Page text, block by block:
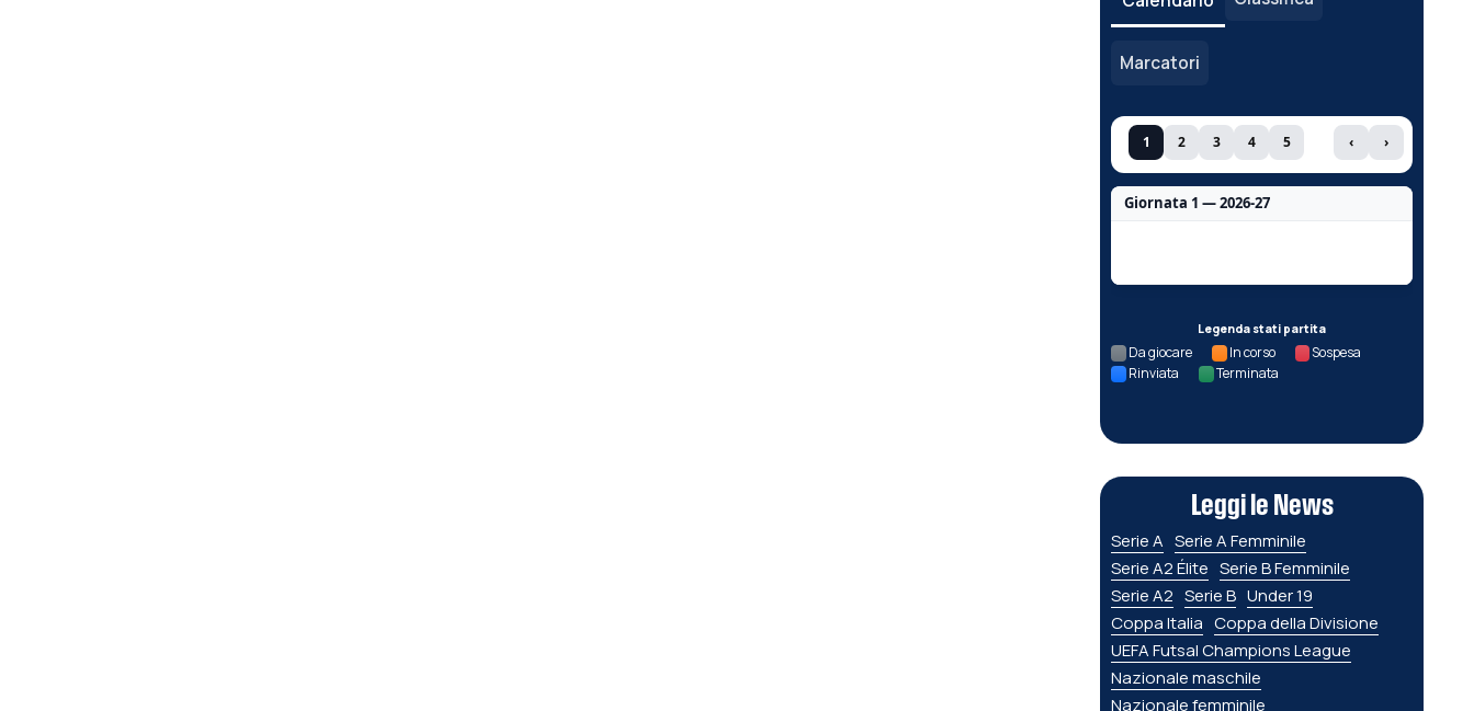
Marcatori
1 2 3 4 5 ‹ ›
Giornata 1 — 2026-27
Legenda stati partita
Da giocare In corso
Sospesa
Rinviata
Terminata
Leggi le News
Serie A Serie A Femminile
Serie A2 Élite Serie B Femminile
Serie A2 Serie B Under 19
Coppa Italia Coppa della Divisione
UEFA Futsal Champions League
Nazionale maschile
Nazionale femminile